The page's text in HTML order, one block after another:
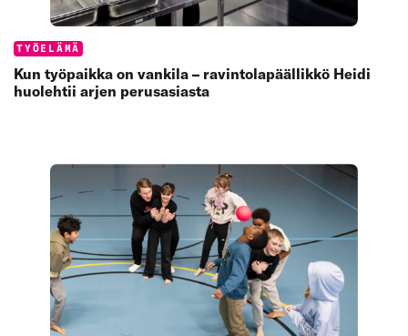
Categories:
TYÖELÄMÄ
Kun työpaikka on vankila – ravintolapäällikkö Heidi
huolehtii arjen perusasiasta